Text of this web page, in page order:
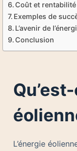
Coût et rentabilité
Exemples de
L’avenir de
Conclusion
L’énergie